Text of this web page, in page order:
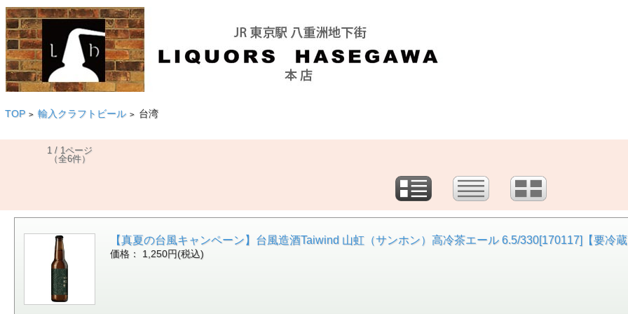
TOP > 輸入クラフトビール > 台湾
1 / 1ページ
（全6件）
【真夏の台風キャンペーン】台風造酒Taiwind 山虹（サンホン）高冷茶エール 6.5/330[170117]【要冷
価格： 1,250円(税込)